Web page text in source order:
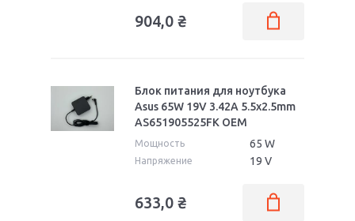
904,0 ₴
Блок питания для ноутбука
Asus 65W 19V 3.42A 5.5x2.5mm
AS651905525FK OEM
Мощность 65 W
Напряжение 19 V
633,0 ₴